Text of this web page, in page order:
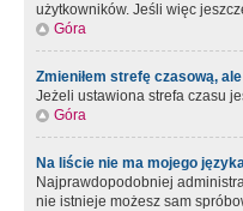
użytkowników. Jeśli więc
Góra
Zmieniłem strefę czasową,
Jeżeli ustawiona strefa czasu
Góra
Na liście nie ma mojego
Najprawdopodobniej
nie istnieje możesz sam